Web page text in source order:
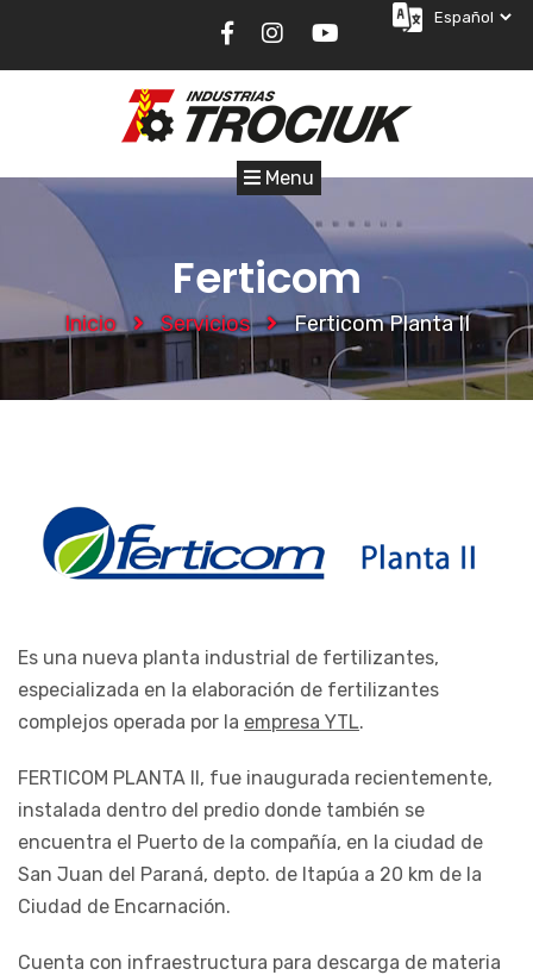
Menu
Ferticom
Inicio Servicios Ferticom Planta II
Es una nueva planta industrial de fertilizantes,
especializada en la elaboración de fertilizantes
complejos operada por la empresa YTL.
FERTICOM PLANTA II, fue inaugurada recientemente,
instalada dentro del predio donde también se
encuentra el Puerto de la compañía, en la ciudad de
San Juan del Paraná, depto. de Itapúa a 20 km de la
Ciudad de Encarnación.
Cuenta con infraestructura para descarga de materia